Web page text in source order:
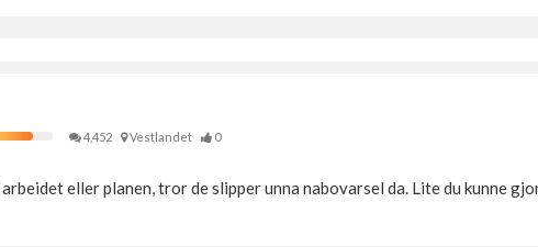
4,452 Vestlandet 0
eller planen, tror de slipper unna nabovarsel da. Lite du kunne